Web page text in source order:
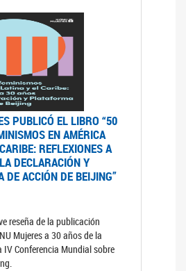
PUBLICÓ EL LIBRO “50
EN AMÉRICA
REFLEXIONES A
DECLARACIÓN Y
DE ACCIÓN DE BEIJING”
reseña de la publicación
Mujeres a 30 años de la
IV Conferencia Mundial sobre